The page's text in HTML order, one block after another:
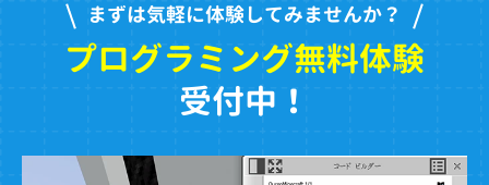
まずは気軽に体験してみませんか？
プログラミング無料体験
受付中！